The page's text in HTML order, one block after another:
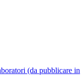
(da pubblicare in